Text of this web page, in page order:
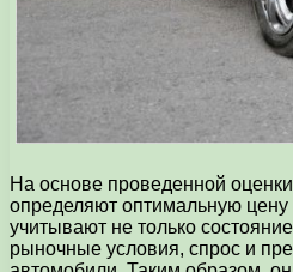
На основе проведенной
определяют оптимальную
учитывают не только
рыночные условия, спрос и